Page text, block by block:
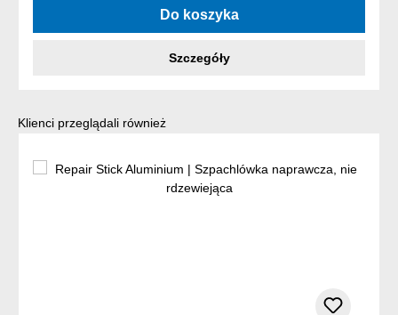
Do koszyka
Szczegóły
Pomiń galerię produktów
Klienci przeglądali również